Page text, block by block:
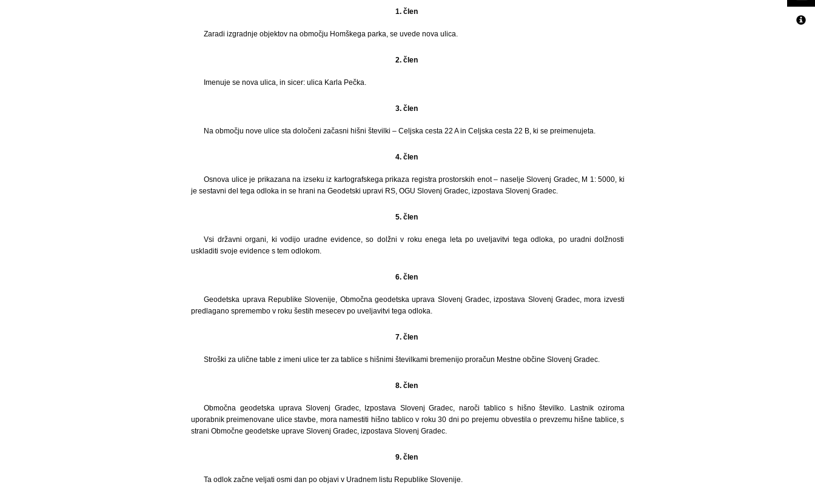
1. člen
Zaradi izgradnje objektov na območju Homškega parka, se uvede nova ulica.
2. člen
Imenuje se nova ulica, in sicer: ulica Karla Pečka.
3. člen
Na območju nove ulice sta določeni začasni hišni številki – Celjska cesta 22 A in Celjska cesta 22 B, ki se preimenujeta.
4. člen
Osnova ulice je prikazana na izseku iz kartografskega prikaza registra prostorskih enot – naselje Slovenj Gradec, M 1: 5000, ki
je sestavni del tega odloka in se hrani na Geodetski upravi RS, OGU Slovenj Gradec, izpostava Slovenj Gradec.
5. člen
Vsi državni organi, ki vodijo uradne evidence, so dolžni v roku enega leta po uveljavitvi tega odloka, po uradni dolžnosti
uskladiti svoje evidence s tem odlokom.
6. člen
Geodetska uprava Republike Slovenije, Območna geodetska uprava Slovenj Gradec, izpostava Slovenj Gradec, mora izvesti
predlagano spremembo v roku šestih mesecev po uveljavitvi tega odloka.
7. člen
Stroški za ulične table z imeni ulice ter za tablice s hišnimi številkami bremenijo proračun Mestne občine Slovenj Gradec.
8. člen
Območna geodetska uprava Slovenj Gradec, Izpostava Slovenj Gradec, naroči tablico s hišno številko. Lastnik oziroma
uporabnik preimenovane ulice stavbe, mora namestiti hišno tablico v roku 30 dni po prejemu obvestila o prevzemu hišne tablice, s
strani Območne geodetske uprave Slovenj Gradec, izpostava Slovenj Gradec.
9. člen
Ta odlok začne veljati osmi dan po objavi v Uradnem listu Republike Slovenije.